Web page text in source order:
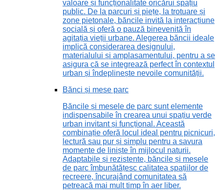
valoare și funcționalitate oricărui spațiu
public. De la parcuri și piețe, la trotuare și
zone pietonale, băncile invită la interacțiune
socială și oferă o pauză binevenită în
agitația vieții urbane. Alegerea băncii ideale
implică considerarea designului,
materialului și amplasamentului, pentru a se
asigura că se integrează perfect în contextul
urban și îndeplinește nevoile comunității.
Bănci și mese parc
Băncile și mesele de parc sunt elemente
indispensabile în crearea unui spațiu verde
urban invitant și funcțional. Această
combinație oferă locul ideal pentru picnicuri,
lectură sau pur și simplu pentru a savura
momente de liniște în mijlocul naturii.
Adaptabile și rezistente, băncile și mesele
de parc îmbunătățesc calitatea spațiilor de
recreere, încurajând comunitatea să
petreacă mai mult timp în aer liber.